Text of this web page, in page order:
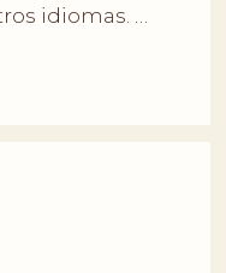
idiomas. …